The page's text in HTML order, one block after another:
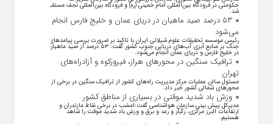
حکومتی در فرودگاه بین‌المللی امام خمینی (ره) و فرودگاه بین‌المللی نجف مستقر
شد.
۵۳ درصد صید ماهیان در دریای عمان و خلیج فارس انجام
می‌شود
رئیس موسسه تحقیقات علوم شیلاتی ایران با تاکید بر ضرورت بررسی پیامد‌های
جنگ بر منابع آبزی آب‌های دریایی جنوب کشور گفت: ۵۳ درصد از صید ماهیان
در خلیج فارس و دریای عمان انجام می‌شود.
ترافیک سنگین در محورهای هراز، فیروزکوه و آزادراه‌های
تهران
مسئول سالن عملیات مرکز مدیریت راه‌های کشور از ترافیک سنگین در برخی از
محور‌های شمالی کشور خبر داد.
وزش باد شدید موقتی در بسیاری از مناطق کشور
مدیرکل پیش بینی سازمان هواشناسی گفت:امشب در برخی نقاط مازندران و
ارتفاعات البرز مرکزی، رگبار و رعد و برق و وزش باد شدید موقت را شاهد
هستیم.